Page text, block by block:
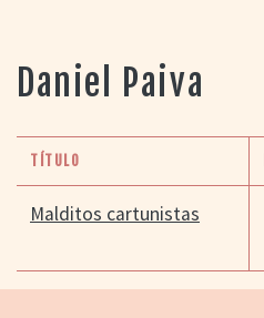
PORTAL DO
CINEMA GAÚCHO
> LISTA DE FILMES
> FILMOGRAFIAS DE
CINEASTAS
> BIBLIOGRAFIAS
Daniel Paiva
TÍTULO
Malditos cartunistas